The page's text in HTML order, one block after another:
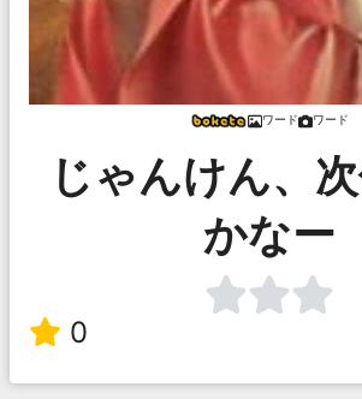
ワード ワード
じゃんけん、
かなー
0